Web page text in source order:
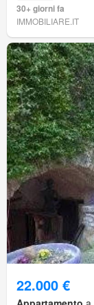
30+ giorni fa
IMMOBILIARE.IT
22.000 €